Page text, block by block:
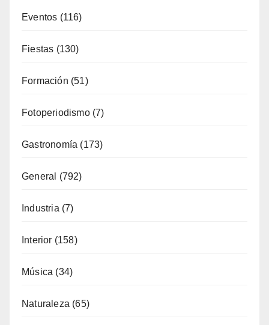
Eventos (116)
Fiestas (130)
Formación (51)
Fotoperiodismo(7)
Gastronomía (173)
General (792)
Industria (7)
Interior (158)
Música (34)
Naturaleza (65)